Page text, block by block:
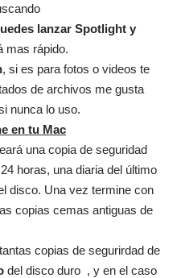
lanzar Spotlight y
mas rápido.
, si es para fotos o videos te
de archivos me gusta
nunca lo uso.
en tu Mac
una copia de seguridad
horas, una diaria del último
disco. Una vez termine con
copias cemas antiguas de
copias de segurirdad de
del disco duro , y en el caso